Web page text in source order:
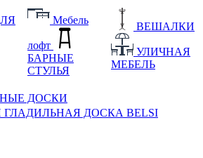
Мебель
лофт
БАРНЫЕ
СТУЛЬЯ
ВЕШАЛКИ
УЛИЧНАЯ
МЕБЕЛЬ
ДОСКИ
ДОСКА BELSI